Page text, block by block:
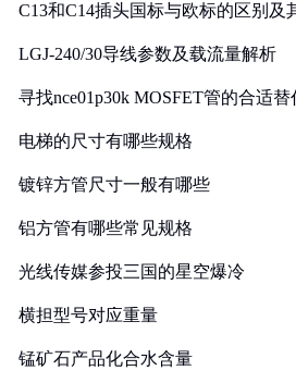
C13和C14插头国标与欧标的区别及
LGJ-240/30导线参数及载流量解析
寻找nce01p30k MOSFET管的合适
电梯的尺寸有哪些规格
镀锌方管尺寸一般有哪些
铝方管有哪些常见规格
光线传媒参投三国的星空爆冷
横担型号对应重量
锰矿石产品化合水含量